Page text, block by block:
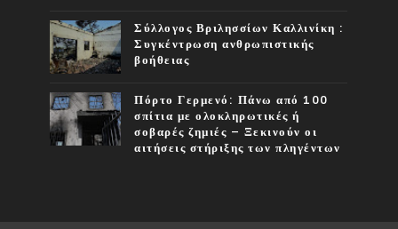
Σύλλογος Βριλησσίων Καλλινίκη :
Συγκέντρωση ανθρωπιστικής
βοήθειας
Πόρτο Γερμενό: Πάνω από 100
σπίτια με ολοκληρωτικές ή
σοβαρές ζημιές – Ξεκινούν οι
αιτήσεις στήριξης των πληγέντων